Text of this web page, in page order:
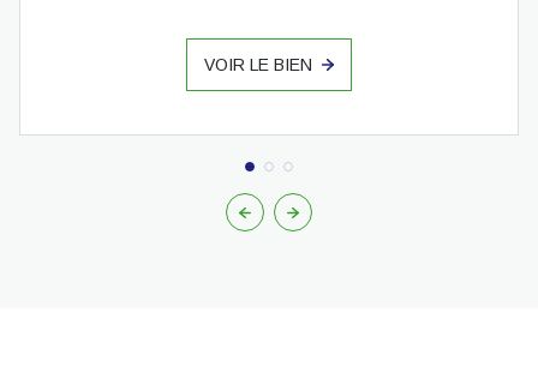
VOIR LE BIEN